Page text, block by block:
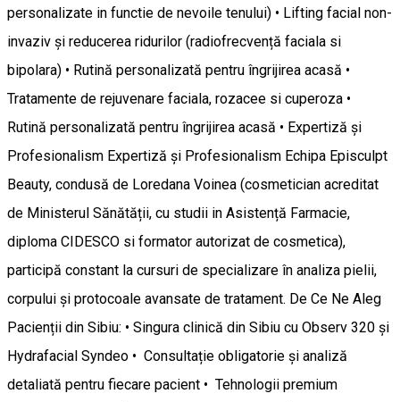
personalizate in functie de nevoile tenului) • Lifting facial non-
invaziv și reducerea ridurilor (radiofrecvență faciala si
bipolara) • Rutină personalizată pentru îngrijirea acasă •
Tratamente de rejuvenare faciala, rozacee si cuperoza •
Rutină personalizată pentru îngrijirea acasă • Expertiză și
Profesionalism Expertiză și Profesionalism Echipa Episculpt
Beauty, condusă de Loredana Voinea (cosmetician acreditat
de Ministerul Sănătății, cu studii in Asistență Farmacie,
diploma CIDESCO si formator autorizat de cosmetica),
participă constant la cursuri de specializare în analiza pielii,
corpului și protocoale avansate de tratament. De Ce Ne Aleg
Pacienții din Sibiu: • Singura clinică din Sibiu cu Observ 320 și
Hydrafacial Syndeo • Consultație obligatorie și analiză
detaliată pentru fiecare pacient • Tehnologii premium